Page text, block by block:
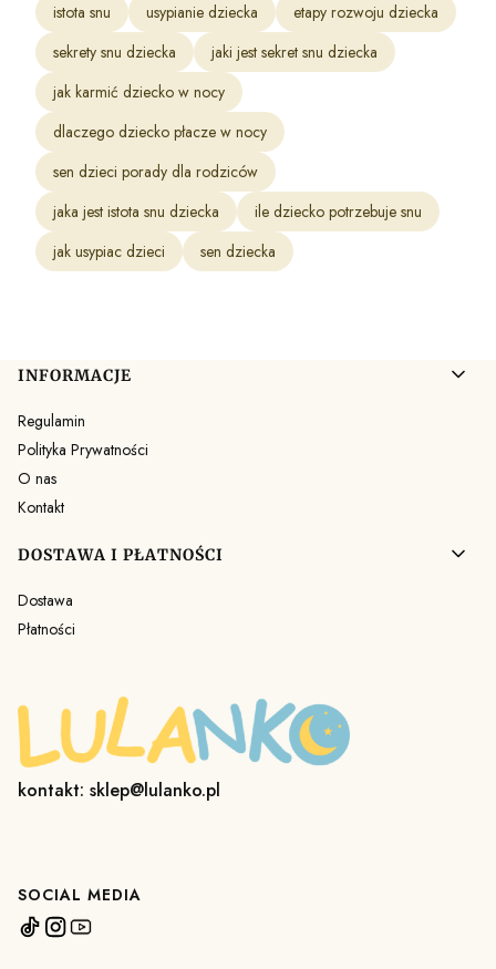
istota snu usypianie dziecka
etapy rozwoju dziecka
sekrety snu dziecka
jaki jest sekret snu dziecka
jak karmić dziecko w nocy
dlaczego dziecko płacze w nocy
sen dzieci porady dla rodziców
jaka jest istota snu dziecka
ile dziecko potrzebuje snu
jak usypiac dzieci
sen dziecka
Linki w stopce
INFORMACJE
Regulamin
Polityka Prywatności
O nas
Kontakt
DOSTAWA I PŁATNOŚCI
Dostawa
Płatności
kontakt: sklep@lulanko.pl
SOCIAL MEDIA